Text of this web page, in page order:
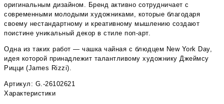
оригинальным дизайном. Бренд активно сотрудничает с
современными молодыми художниками, которые благодаря
своему нестандартному и креативному мышлению создают
поистине уникальный декор в стиле поп-арт.
Одна из таких работ — чашка чайная с блюдцем New York Day,
идея которой принадлежит талантливому художнику Джеймсу
Рицци (James Rizzi).
Артикул: G.-26102621
Характеристики